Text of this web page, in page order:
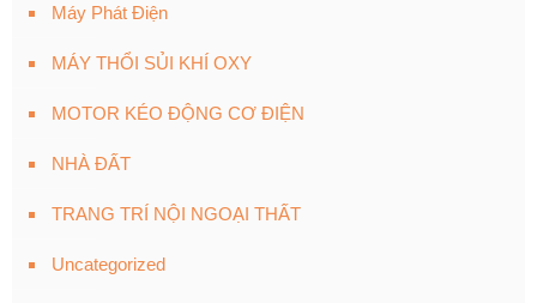
Máy Phát Điện
MÁY THỔI SỦI KHÍ OXY
MOTOR KÉO ĐỘNG CƠ ĐIỆN
NHÀ ĐẤT
TRANG TRÍ NỘI NGOẠI THẤT
Uncategorized